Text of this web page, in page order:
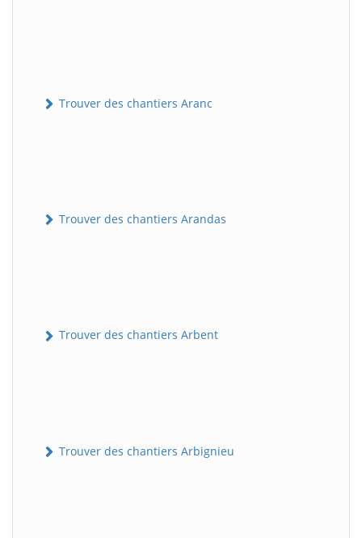
Trouver des chantiers Aranc
Trouver des chantiers Arandas
Trouver des chantiers Arbent
Trouver des chantiers Arbignieu